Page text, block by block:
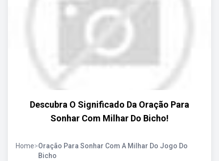
Descubra O Significado Da Oração Para
Sonhar Com Milhar Do Bicho!
Home>Oração Para Sonhar Com A Milhar Do Jogo Do
Bicho